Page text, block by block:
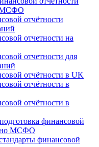
МСФО
отчётности
отчетности на
отчетности для
отчётности в UK
отчётности в
отчётности в
финансовой
МСФО
финансовой